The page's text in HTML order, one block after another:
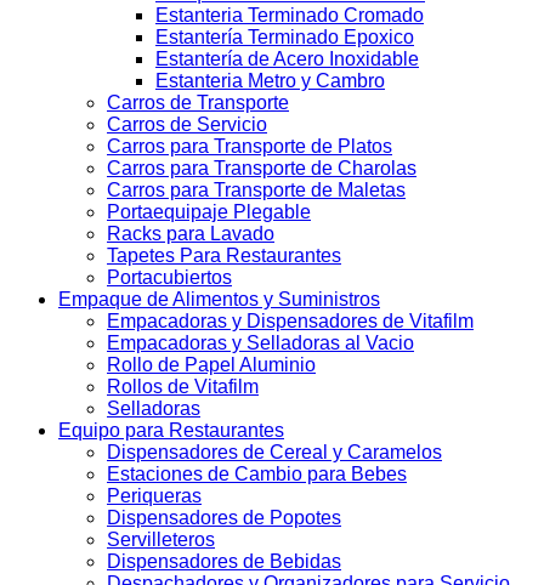
Estanteria Terminado Cromado
Estantería Terminado Epoxico
Estantería de Acero Inoxidable
Estanteria Metro y Cambro
Carros de Transporte
Carros de Servicio
Carros para Transporte de Platos
Carros para Transporte de Charolas
Carros para Transporte de Maletas
Portaequipaje Plegable
Racks para Lavado
Tapetes Para Restaurantes
Portacubiertos
Empaque de Alimentos y Suministros
Empacadoras y Dispensadores de Vitafilm
Empacadoras y Selladoras al Vacio
Rollo de Papel Aluminio
Rollos de Vitafilm
Selladoras
Equipo para Restaurantes
Dispensadores de Cereal y Caramelos
Estaciones de Cambio para Bebes
Periqueras
Dispensadores de Popotes
Servilleteros
Dispensadores de Bebidas